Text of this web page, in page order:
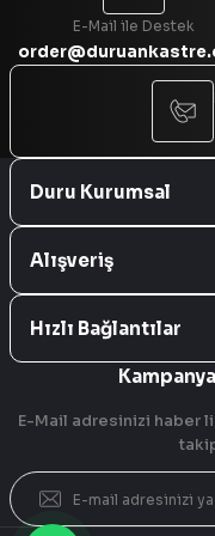
E-Mail ile Destek
Duru Kurumsal
Alışveriş
Hızlı Bağlantılar
E-Mail adresinizi haber